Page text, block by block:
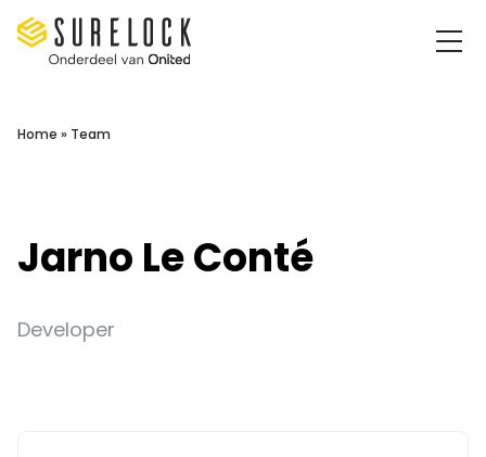
Surelock IT Security Services
Home » Team
Jarno Le Conté
Developer